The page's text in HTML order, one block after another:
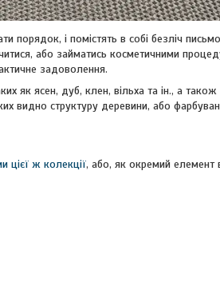
і помістять в собі безліч
або займатись косметичними
задоволення.
як ясен, дуб, клен, вільха та ін., а
видно структуру деревини, або
цієї ж колекції, або, як окремий елемент